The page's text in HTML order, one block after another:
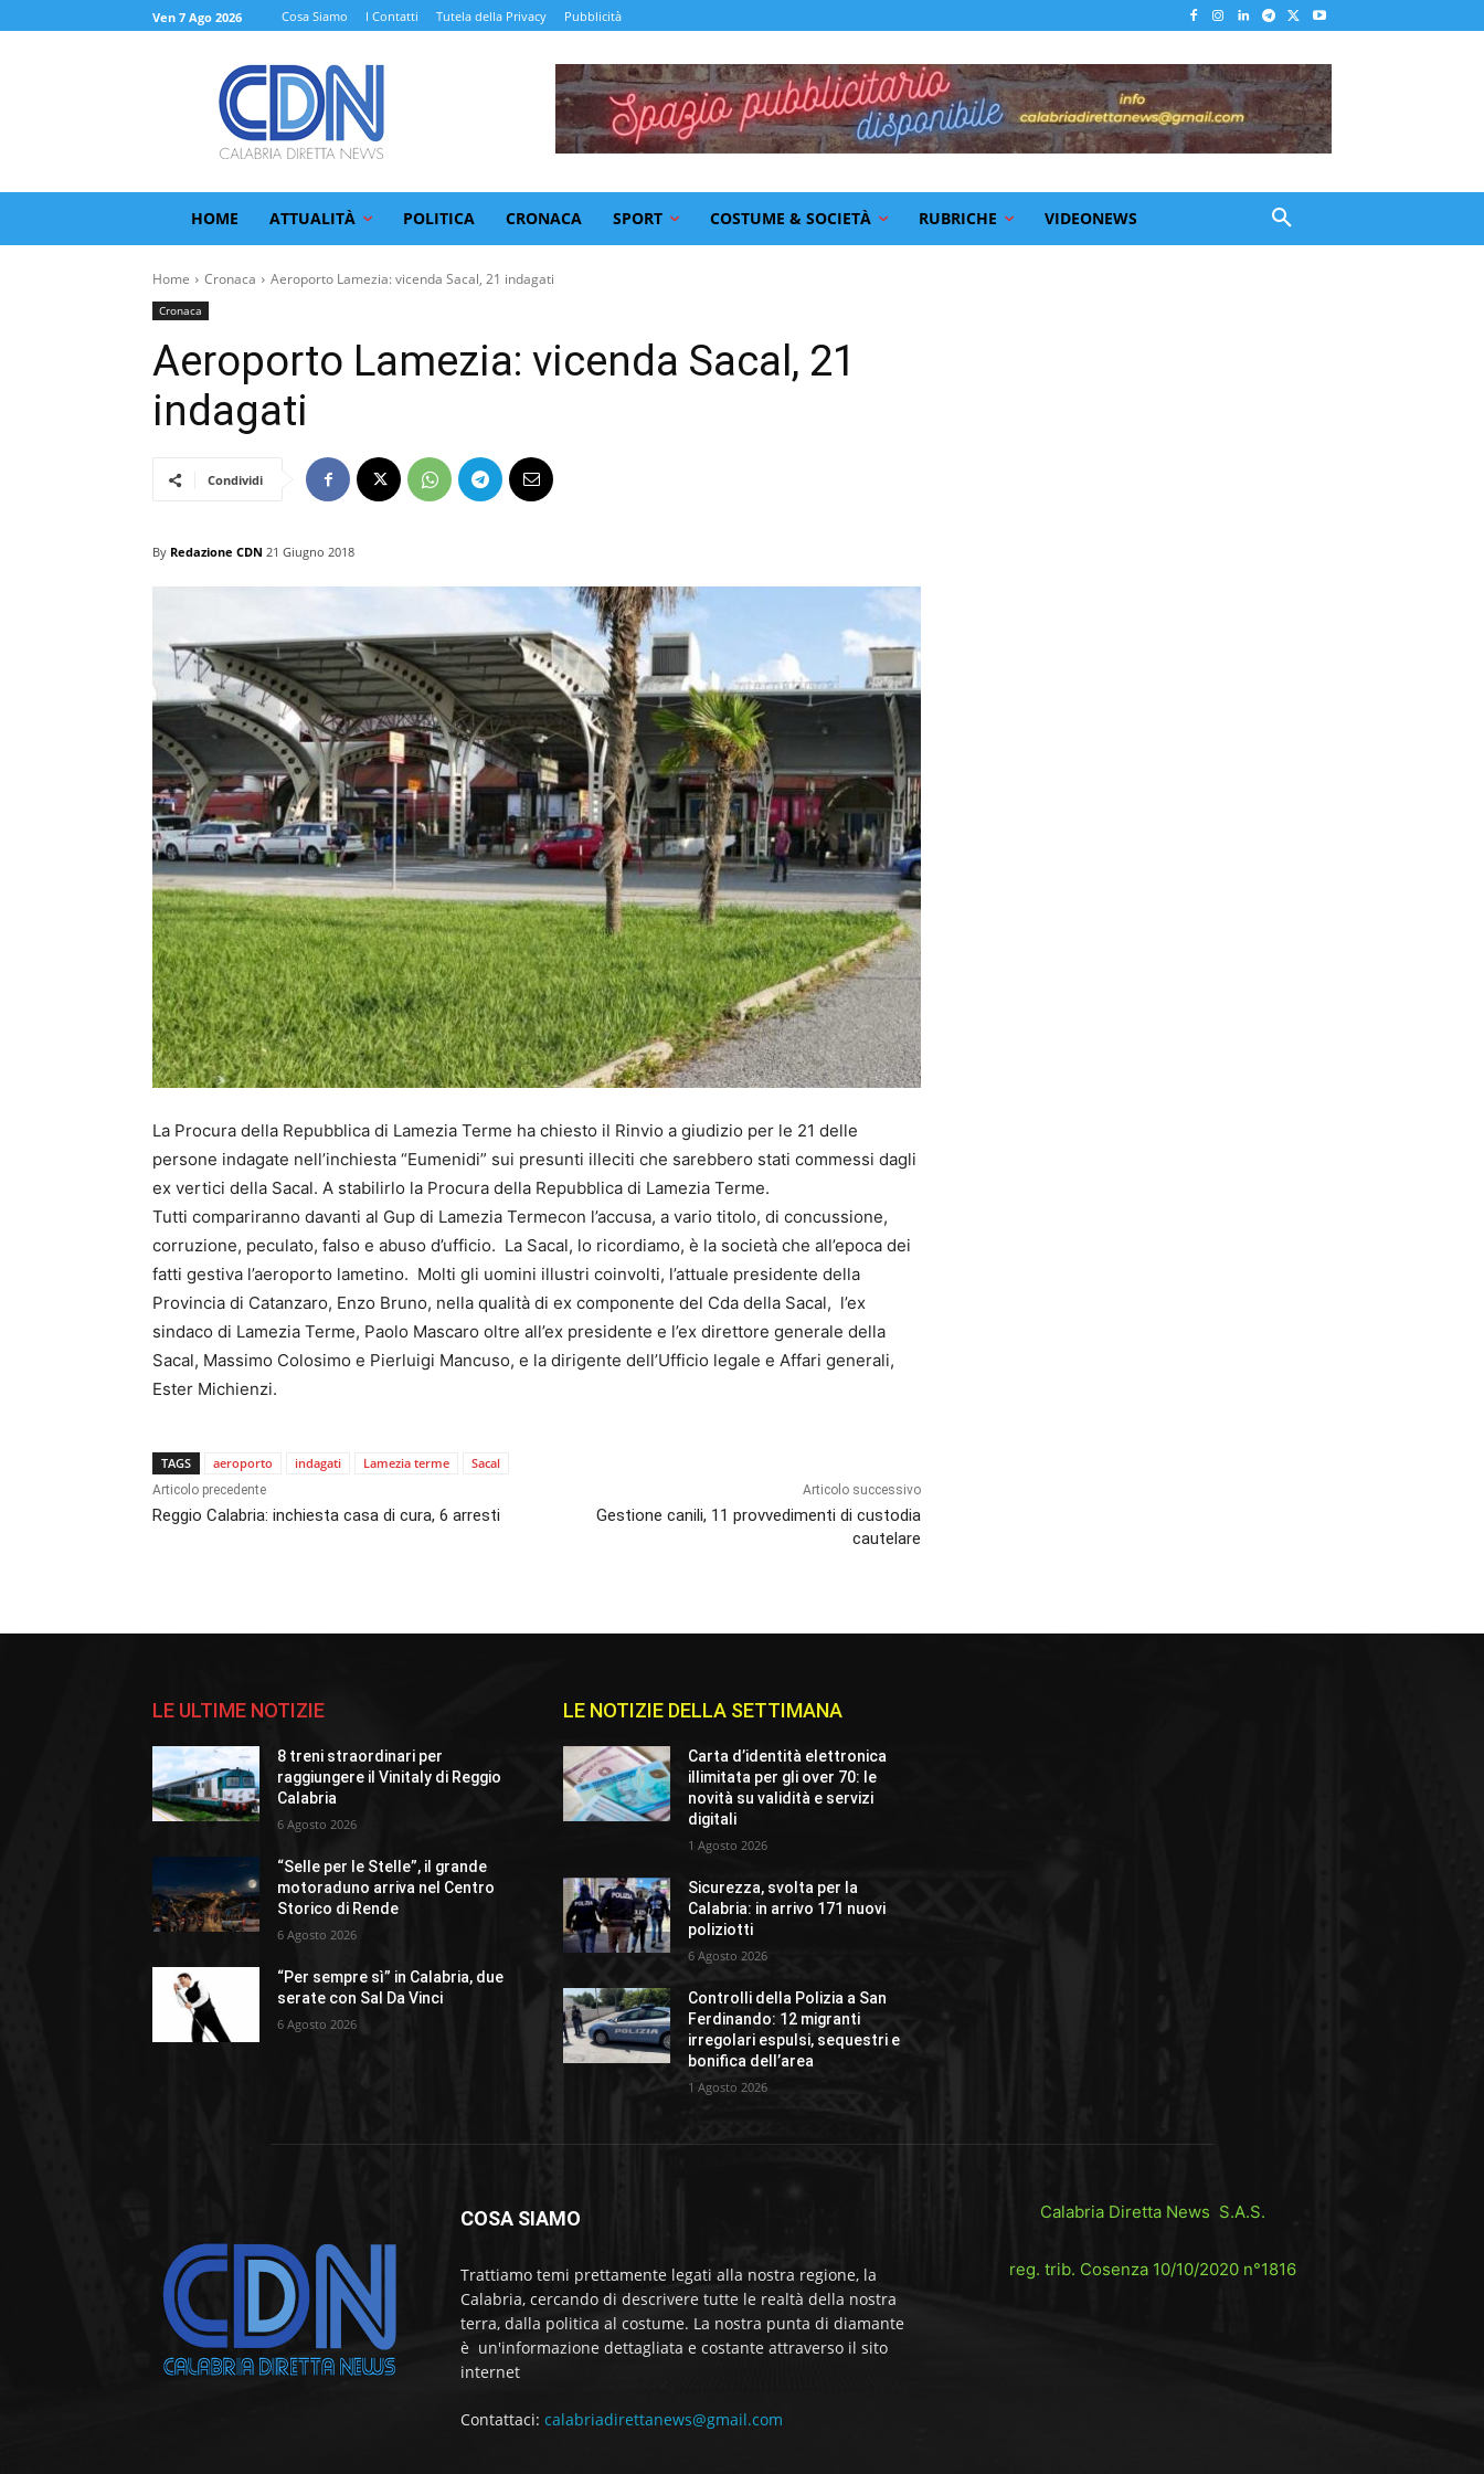
Ven 7 Ago 2026 Cosa Siamo I Contatti Tutela della Privacy Pubblicità
HOME ATTUALITÀ POLITICA CRONACA SPORT COSTUME & SOCIETÀ RUBRICHE VIDEONEWS
Home Cronaca Aeroporto Lamezia: vicenda Sacal, 21 indagati
Cronaca
Aeroporto Lamezia: vicenda Sacal, 21
indagati
Condividi
By Redazione CDN 21 Giugno 2018
La Procura della Repubblica di Lamezia Terme ha chiesto il Rinvio a giudizio per le 21 delle
persone indagate nell’inchiesta “Eumenidi” sui presunti illeciti che sarebbero stati commessi dagli
ex vertici della Sacal. A stabilirlo la Procura della Repubblica di Lamezia Terme.
Tutti compariranno davanti al Gup di Lamezia Termecon l’accusa, a vario titolo, di concussione,
corruzione, peculato, falso e abuso d’ufficio. La Sacal, lo ricordiamo, è la società che all’epoca dei
fatti gestiva l’aeroporto lametino. Molti gli uomini illustri coinvolti, l’attuale presidente della
Provincia di Catanzaro, Enzo Bruno, nella qualità di ex componente del Cda della Sacal, l’ex
sindaco di Lamezia Terme, Paolo Mascaro oltre all’ex presidente e l’ex direttore generale della
Sacal, Massimo Colosimo e Pierluigi Mancuso, e la dirigente dell’Ufficio legale e Affari generali,
Ester Michienzi.
TAGS aeroporto indagati Lamezia terme Sacal
Articolo precedente
Reggio Calabria: inchiesta casa di cura, 6 arresti
Articolo successivo
Gestione canili, 11 provvedimenti di custodia
cautelare
LE ULTIME NOTIZIE
8 treni straordinari per
raggiungere il Vinitaly di Reggio
Calabria
6 Agosto 2026
“Selle per le Stelle”, il grande
motoraduno arriva nel Centro
Storico di Rende
6 Agosto 2026
“Per sempre sì” in Calabria, due
serate con Sal Da Vinci
6 Agosto 2026
LE NOTIZIE DELLA SETTIMANA
Carta d’identità elettronica
illimitata per gli over 70: le
novità su validità e servizi
digitali
1 Agosto 2026
Sicurezza, svolta per la
Calabria: in arrivo 171 nuovi
poliziotti
6 Agosto 2026
Controlli della Polizia a San
Ferdinando: 12 migranti
irregolari espulsi, sequestri e
bonifica dell’area
1 Agosto 2026
COSA SIAMO
Trattiamo temi prettamente legati alla nostra regione, la
Calabria, cercando di descrivere tutte le realtà della nostra
terra, dalla politica al costume. La nostra punta di diamante
è un'informazione dettagliata e costante attraverso il sito
internet
Contattaci: calabriadirettanews@gmail.com
Calabria Diretta News S.A.S.
reg. trib. Cosenza 10/10/2020 n°1816